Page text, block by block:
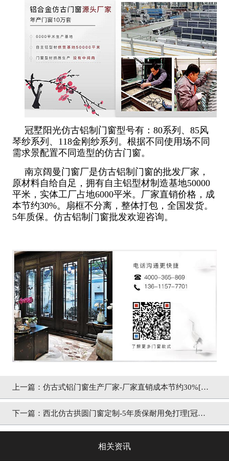
冠墅阳光仿古铝制门窗型号有：80系列、85风
琴纱系列、118金刚纱系列。根据不同使用场不同
需求景配置不同造型的仿古门窗。
南京阔曼门窗厂是仿古铝制门窗的批发厂家，
原材料自给自足，拥有自主铝型材制造基地50000
平米，实体工厂占地6000平米。厂家直销价格，成
本节约30%。扇框不分离，整体打包，全国发货。
5年质保。仿古铝制门窗批发欢迎咨询。
上一篇： 仿古式铝门窗生产厂家-厂家直销成本节约30%[冠
墅阳光]
下一篇： 西北仿古拱圆门窗定制-5年质保耐用免打理[冠墅
相关资讯